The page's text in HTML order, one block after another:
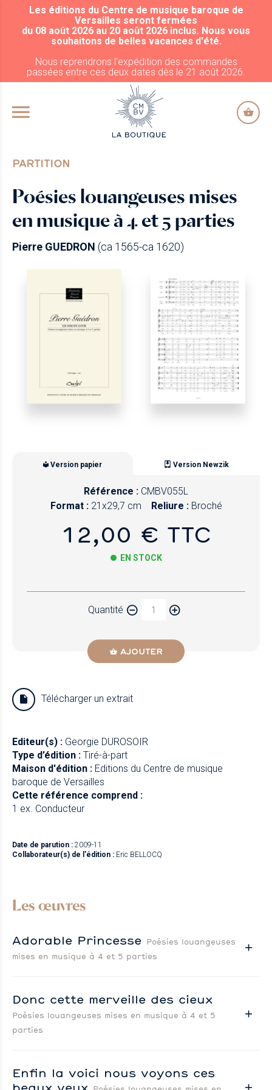
ALLER AU CONTENU PRINCIPAL
Les éditions du Centre de musique baroque de
Versailles seront fermées
du 08 août 2026 au 20 août 2026 inclus. Nous vous
souhaitons de belles vacances d'été.
Nous reprendrons l'expédition des commandes
passées entre ces deux dates dès le 21 août 2026.
PARTITION
Poésies louangeuses mises
en musique à 4 et 5 parties
Pierre GUEDRON (ca 1565-ca 1620)
Version papier Version Newzik
Référence : CMBV055L
Format : 21x29,7 cm Reliure : Broché
12,00 € TTC
EN STOCK
Quantité
AJOUTER
Télécharger un extrait
Editeur(s) : Georgie DUROSOIR
Type d’édition : Tiré-à-part
Maison d'édition : Editions du Centre de musique
baroque de Versailles
Cette référence comprend :
1 ex. Conducteur
Date de parution : 2009-11
Collaborateur(s) de l'édition : Eric BELLOCQ
Les œuvres
Adorable Princesse Poésies louangeuses
mises en musique à 4 et 5 parties
Donc cette merveille des cieux
Poésies louangeuses mises en musique à 4 et 5
parties
Enfin la voici nous voyons ces